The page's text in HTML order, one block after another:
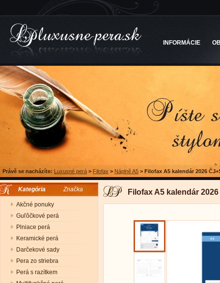
INFORMÁCIE
Právě se nacházíte: Luxusné perá > Filofax > Náplně A5 > Filofax A5 kalendár 2026
Kategória Značka
Akčné ponuky
Guľôčkové perá
Plniace perá
Keramické perá
Darčekové sady
Pera zo striebra
Perá s razítkem
Filofax A5 kalendár